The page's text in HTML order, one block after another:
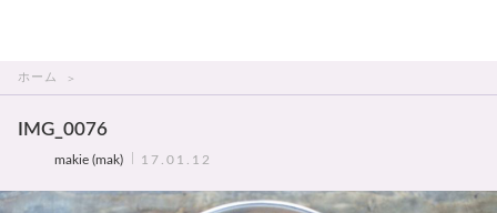
ホーム
IMG_0076
makie (mak) 17.01.12